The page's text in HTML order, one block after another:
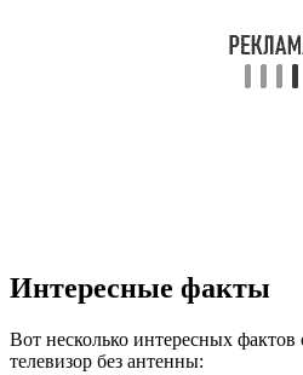
Интересные факты
Вот несколько интересных фактов
телевизор без антенны: